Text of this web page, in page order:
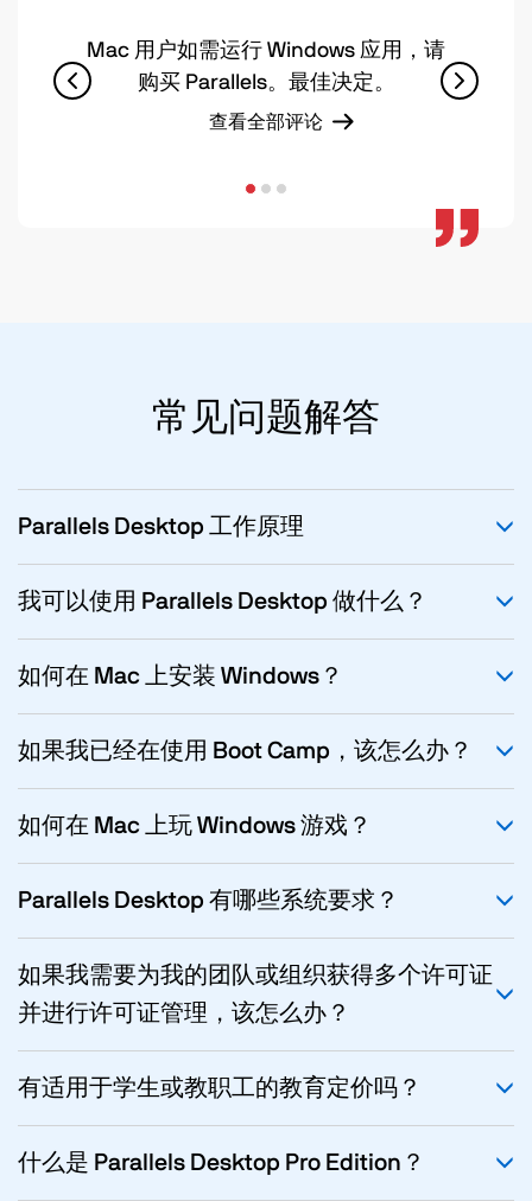
Mac 用户如需运行 Windows 应用，请
购买 Parallels。最佳决定。
查看全部评论
常见问题解答
Parallels Desktop 工作原理
我可以使用 Parallels Desktop 做什么？
如何在 Mac 上安装 Windows？
如果我已经在使用 Boot Camp，该怎么办？
如何在 Mac 上玩 Windows 游戏？
Parallels Desktop 有哪些系统要求？
如果我需要为我的团队或组织获得多个许可证
并进行许可证管理，该怎么办？
有适用于学生或教职工的教育定价吗？
什么是 Parallels Desktop Pro Edition？